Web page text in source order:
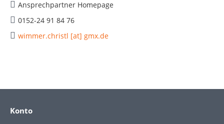
Ansprechpartner Homepage
0152-24 91 84 76
wimmer.christl [at] gmx.de
Konto